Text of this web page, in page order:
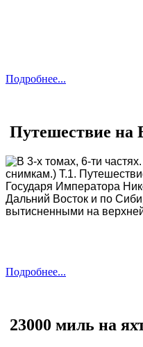
Подробнее...
Путешествие на
В 3-х томах, 6-ти
снимкам.) Т.1.
Государя Императора
Дальний Восток и по
вытисненными на
Подробнее...
23000 миль на